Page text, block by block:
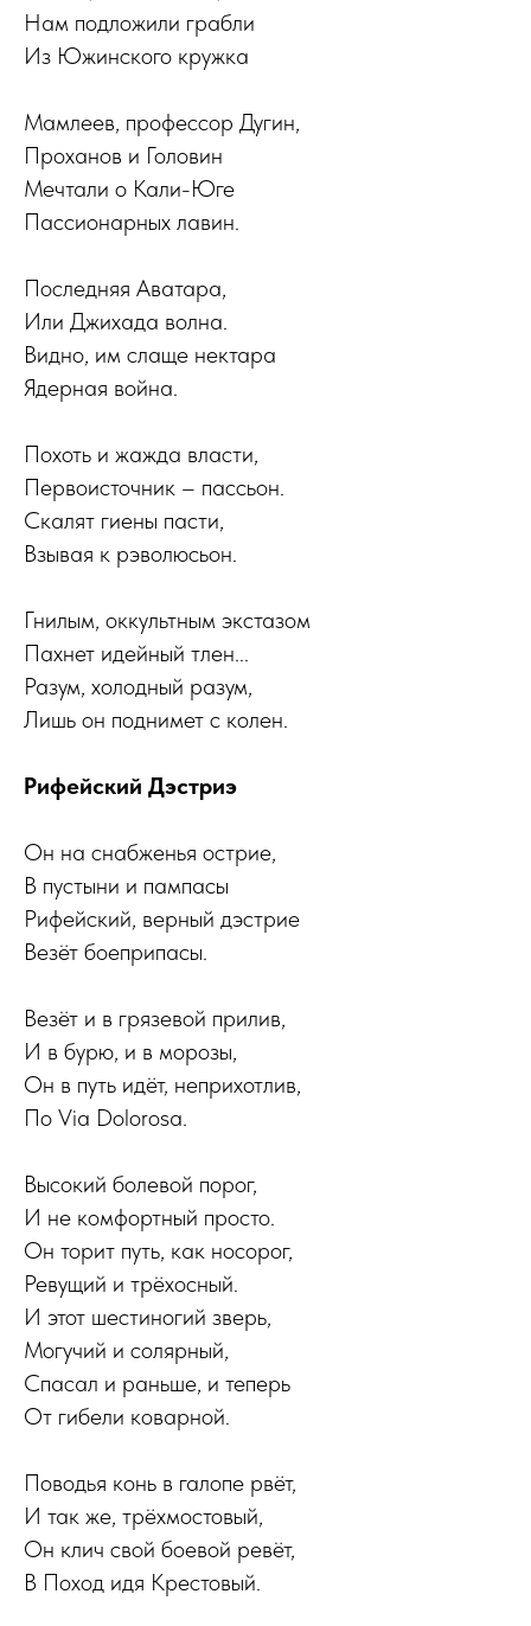
Нам подложили грабли
Из Южинского кружка
Мамлеев, профессор Дугин,
Проханов и Головин
Мечтали о Кали-Юге
Пассионарных лавин.
Последняя Аватара,
Или Джихада волна.
Видно, им слаще нектара
Ядерная война.
Похоть и жажда власти,
Первоисточник – пассьон.
Скалят гиены пасти,
Взывая к рэволюсьон.
Гнилым, оккультным экстазом
Пахнет идейный тлен...
Разум, холодный разум,
Лишь он поднимет с колен.
Рифейский Дэстриэ
Он на снабженья острие,
В пустыни и пампасы
Рифейский, верный дэстрие
Везёт боеприпасы.
Везёт и в грязевой прилив,
И в бурю, и в морозы,
Он в путь идёт, неприхотлив,
По Via Dolorosa.
Высокий болевой порог,
И не комфортный просто.
Он торит путь, как носорог,
Ревущий и трёхосный.
И этот шестиногий зверь,
Могучий и солярный,
Спасал и раньше, и теперь
От гибели коварной.
Поводья конь в галопе рвёт,
И так же, трёхмостовый,
Он клич свой боевой ревёт,
В Поход идя Крестовый.